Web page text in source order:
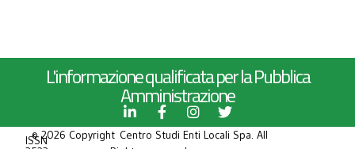
L'informazione qualificata per la Pubblica
Amministrazione
ISSN
© 2026 Copyright Centro Studi Enti Locali Spa. All